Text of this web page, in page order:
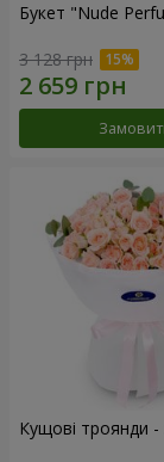
Букет "Nude
3 128 грн
Кущові троянди -